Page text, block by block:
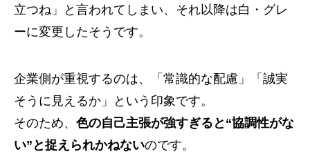
立つね」と言われてしまい、それ以降は白・グレ
ーに変更したそうです。
企業側が重視するのは、「常識的な配慮」「誠実
そうに見えるか」という印象です。
そのため、 色の自己主張が強すぎると“協調性がな
い”と捉えられかねないのです。